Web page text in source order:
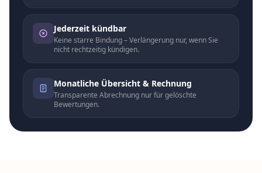
Jederzeit kündbar
Keine starre Bindung – Verlängerung nur, wenn Sie
nicht rechtzeitig kündigen.
Monatliche Übersicht & Rechnung
Transparente Abrechnung nur für gelöschte
Bewertungen.